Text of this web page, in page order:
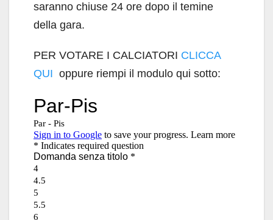
saranno chiuse 24 ore dopo il temine
della gara.
PER VOTARE I CALCIATORI CLICCA
QUI oppure riempi il modulo qui sotto: